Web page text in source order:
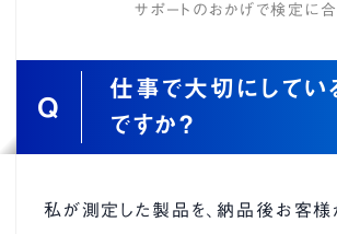
サポートのおかげで検定に
Q
仕事で大切にしてい
ですか？
私が測定した製品を、納品後お客様